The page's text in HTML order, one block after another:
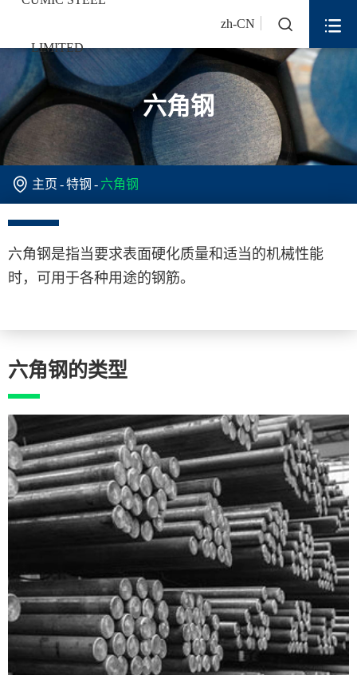
zh-CN  
六角钢
 主页 特钢 六角钢
六角钢是指当要求表面硬化质量和适当的机械性能
时，可用于各种用途的钢筋。
六角钢的类型